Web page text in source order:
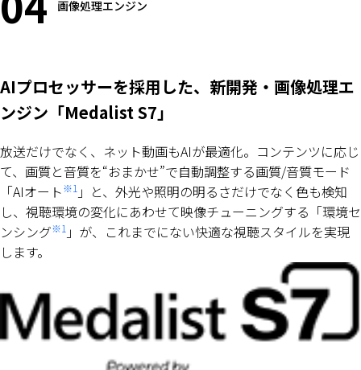
画像処理エンジン
AIプロセッサーを採用した、新開発・画像処理エ
ンジン「Medalist S7」
放送だけでなく、ネット動画もAIが最適化。コンテンツに応じ
て、画質と音質を“おまかせ”で自動調整する画質/音質モード
「AIオート※1 」と、外光や照明の明るさだけでなく色も検知
し、視聴環境の変化にあわせて映像チューニングする「環境セ
ンシング※1 」が、これまでにない快適な視聴スタイルを実現
します。